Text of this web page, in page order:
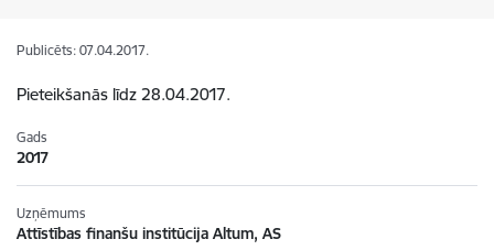
Publicēts: 07.04.2017.
Pieteikšanās līdz 28.04.2017.
Gads
2017
Uzņēmums
Attīstības finanšu institūcija Altum, AS